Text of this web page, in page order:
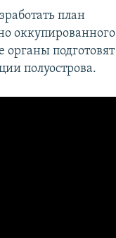
план
оккупированного
органы подготовят
полуострова.